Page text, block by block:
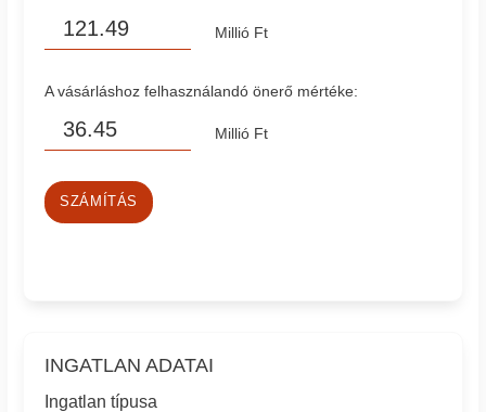
Millió Ft
A vásárláshoz felhasználandó önerő mértéke:
Millió Ft
SZÁMÍTÁS
INGATLAN ADATAI
Ingatlan típusa